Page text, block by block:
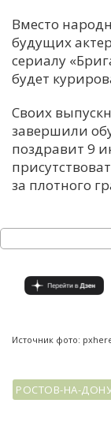
Вместо
будущих
сериалу
будет
Своих
завершили
поздравит 9
за плотного
Источник фото:
РОСТОВ-НА-